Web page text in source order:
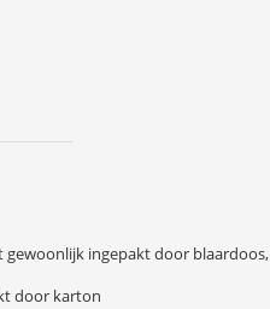
ingepakt door blaardoos,
door karton